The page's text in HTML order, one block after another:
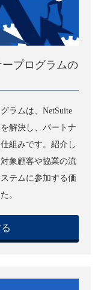
プログラムの
ラムは、NetSuite
解決し、パートナ
組みです。紹介し
象顧客や協業の流
テムに参加する価
。